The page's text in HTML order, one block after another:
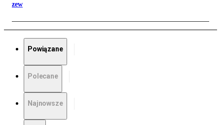
zew
Powiązane
Polecane
Najnowsze